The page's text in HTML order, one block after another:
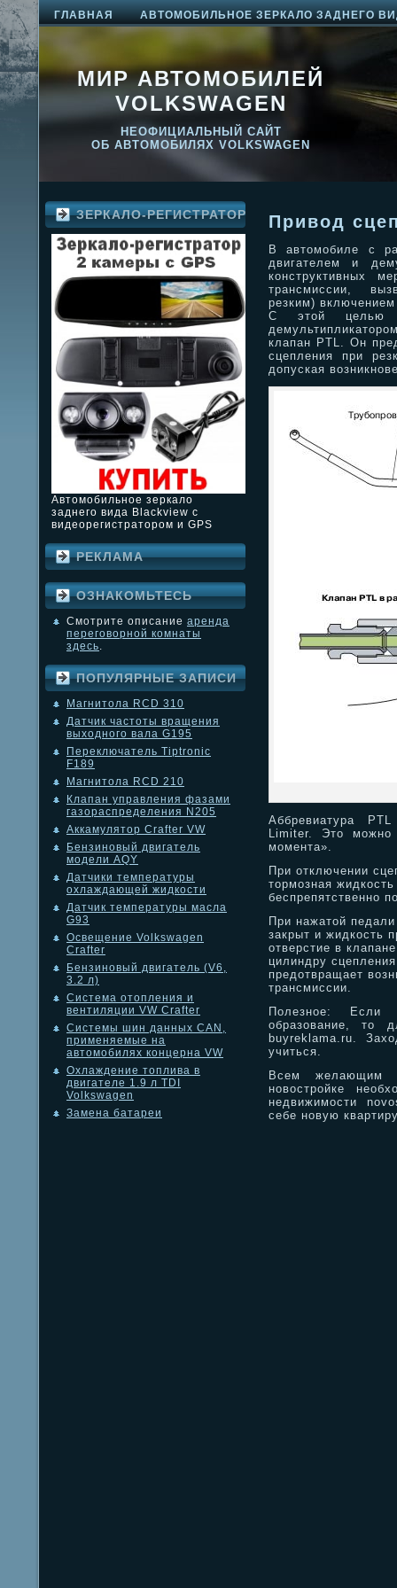
ГЛАВНАЯ АВТОМОБИЛЬНОЕ ЗЕРКАЛО ЗАДНЕГО
МИР АВТОМОБИЛЕЙ
VOLKSWAGEN
НЕОФИЦИАЛЬНЫЙ САЙТ
ОБ АВТОМОБИЛЯХ VOLKSWAGEN
ЗЕРКАЛО-РЕГИСТРАТОР
Автомобильное зеркало
заднего вида Blackview с
видеорегистратором и GPS
РЕКЛАМА
ОЗНАКОМЬТЕСЬ
Смотрите описание аренда
переговорной комнаты
здесь.
ПОПУЛЯРНЫЕ ЗАПИСИ
Магнитола RCD 310
Датчик частоты вращения
выходного вала G195
Переключатель Tiptronic
F189
Магнитола RCD 210
Клапан управления фазами
газораспределения N205
Аккамулятор Crafter VW
Бензиновый двигатель
модели AQY
Датчики температуры
охлаждающей жидкости
Датчик температуры масла
G93
Освещение Volkswagen
Crafter
Бензиновый двигатель (V6,
3.2 л)
Система отопления и
вентиляции VW Crafter
Системы шин данных CAN,
применяемые на
автомобилях концерна VW
Охлаждение топлива в
двигателе 1.9 л TDI
Volkswagen
Замена батареи
Привод
В автомобиле с
двигателем и
конструктивных
трансмиссии,
резким)
С этой целью
клапан PTL. Он
сцепления при
допуская
Аббревиатура
Limiter. Это можно
момента».
При отключении
тормозная
беспрепятственно
При нажатой
закрыт и жидкость
отверстие в
цилиндру
предотвращает
трансмиссии.
Полезное: Если
образование, то
buyreklama.ru.
учиться.
Всем желающим
новостройке
недвижимости
себе новую